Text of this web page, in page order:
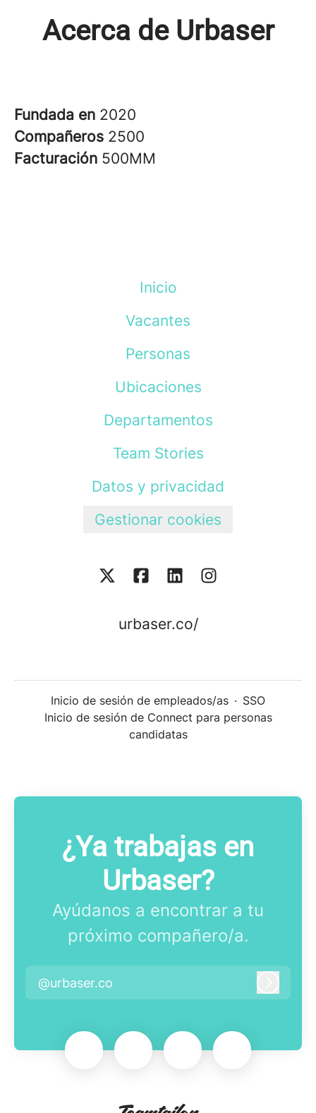
Acerca de Urbaser
Fundada en 2020
Compañeros 2500
Facturación 500MM
Inicio
Vacantes
Personas
Ubicaciones
Departamentos
Team Stories
Datos y privacidad
Gestionar cookies
urbaser.co/
Inicio de sesión de empleados/as · SSO
Inicio de sesión de Connect para personas
candidatas
¿Ya trabajas en
Urbaser?
Ayúdanos a encontrar a tu
próximo compañero/a.
@urbaser.co